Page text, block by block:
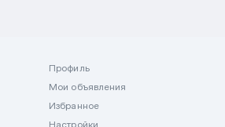
Профиль
Мои объявления
Избранное
Настройки